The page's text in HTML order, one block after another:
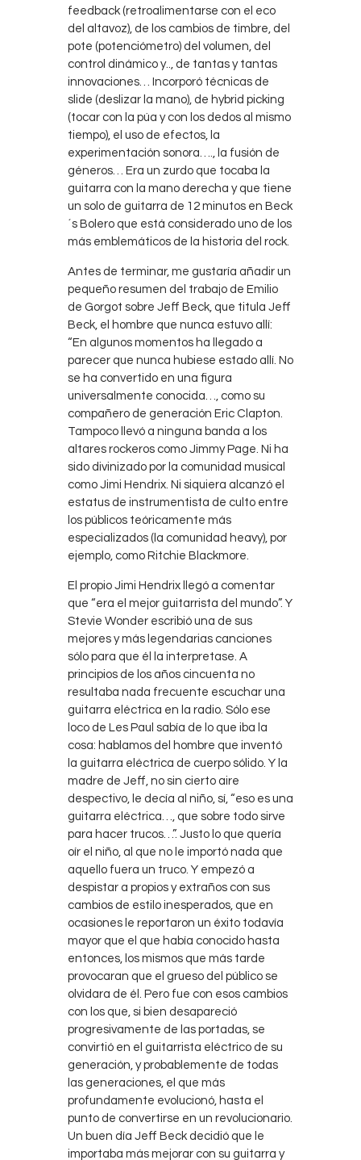
feedback (retroalimentarse con el eco
del altavoz), de los cambios de timbre, del
pote (potenciómetro) del volumen, del
control dinámico y.., de tantas y tantas
innovaciones… Incorporó técnicas de
slide (deslizar la mano), de hybrid picking
(tocar con la púa y con los dedos al mismo
tiempo), el uso de efectos, la
experimentación sonora…., la fusión de
géneros… Era un zurdo que tocaba la
guitarra con la mano derecha y que tiene
un solo de guitarra de 12 minutos en Beck
´s Bolero que está considerado uno de los
más emblemáticos de la historia del rock.
Antes de terminar, me gustaría añadir un
pequeño resumen del trabajo de Emilio
de Gorgot sobre Jeff Beck, que titula Jeff
Beck, el hombre que nunca estuvo allí:
“En algunos momentos ha llegado a
parecer que nunca hubiese estado allí. No
se ha convertido en una figura
universalmente conocida…, como su
compañero de generación Eric Clapton.
Tampoco llevó a ninguna banda a los
altares rockeros como Jimmy Page. Ni ha
sido divinizado por la comunidad musical
como Jimi Hendrix. Ni siquiera alcanzó el
estatus de instrumentista de culto entre
los públicos teóricamente más
especializados (la comunidad heavy), por
ejemplo, como Ritchie Blackmore.
El propio Jimi Hendrix llegó a comentar
que “era el mejor guitarrista del mundo”. Y
Stevie Wonder escribió una de sus
mejores y más legendarias canciones
sólo para que él la interpretase. A
principios de los años cincuenta no
resultaba nada frecuente escuchar una
guitarra eléctrica en la radio. Sólo ese
loco de Les Paul sabía de lo que iba la
cosa: hablamos del hombre que inventó
la guitarra eléctrica de cuerpo sólido. Y la
madre de Jeff, no sin cierto aire
despectivo, le decía al niño, sí, “eso es una
guitarra eléctrica…, que sobre todo sirve
para hacer trucos…”. Justo lo que quería
oír el niño, al que no le importó nada que
aquello fuera un truco. Y empezó a
despistar a propios y extraños con sus
cambios de estilo inesperados, que en
ocasiones le reportaron un éxito todavía
mayor que el que había conocido hasta
entonces, los mismos que más tarde
provocaran que el grueso del público se
olvidara de él. Pero fue con esos cambios
con los que, si bien desapareció
progresivamente de las portadas, se
convirtió en el guitarrista eléctrico de su
generación, y probablemente de todas
las generaciones, el que más
profundamente evolucionó, hasta el
punto de convertirse en un revolucionario.
Un buen día Jeff Beck decidió que le
importaba más mejorar con su guitarra y